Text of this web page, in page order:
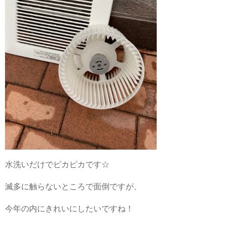
水洗いだけでピカピカです☆
滅多に触らないところで面倒ですが、
今年の内にきれいにしたいですね！